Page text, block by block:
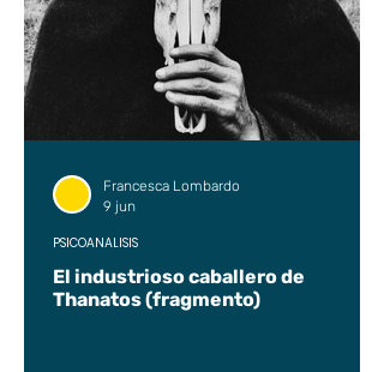
El industrioso caballero de
Thanatos (fragmento)
PSICOANÁLISIS
Francesca Lombardo
9 jun